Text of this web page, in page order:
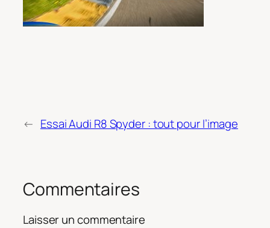
← Essai Audi R8 Spyder : tout pour l’image
Commentaires
Laisser un commentaire